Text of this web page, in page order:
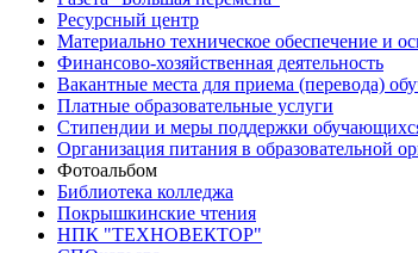
Ресурсный центр
Материально техническое обеспечение и
Финансово-хозяйственная деятельность
Вакантные места для приема (перевода)
Платные образовательные услуги
Стипендии и меры поддержки
Организация питания в образовательной
Фотоальбом
Библиотека колледжа
Покрышкинские чтения
НПК "ТЕХНОВЕКТОР"